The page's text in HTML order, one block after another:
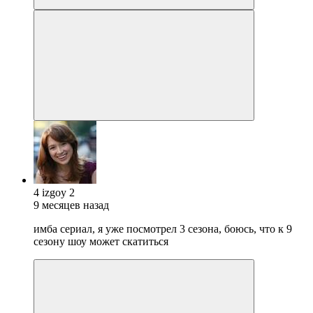
4 izgoy 2
9 месяцев назад
имба сериал, я уже посмотрел 3 сезона, боюсь, что к 9
сезону шоу может скатиться